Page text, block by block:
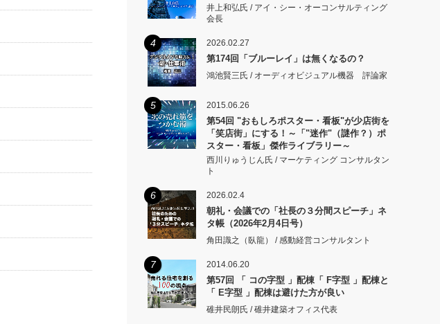
井上和弘氏 / アイ・シー・オーコンサルティング
会長
4 2026.02.27
第174回「ブルーレイ」は無くなるの？
鴻池賢三氏 / オーディオビジュアル機器 評論家
5 2015.06.26
第54回 "おもしろポスター・看板"が少店街を
「笑店街」にする！～「"迷作"（謎作？）ポ
スター・看板」傑作ライブラリー～
西川りゅうじん氏 / マーケティング コンサルタン
ト
6 2026.02.4
朝礼・会議での「社長の３分間スピーチ」ネ
タ帳（2026年2月4日号）
角田識之（臥龍） / 感動経営コンサルタント
7 2014.06.20
第57回 「 コの字型 」配棟「 F字型 」配棟と
「 E字型 」配棟は避けた方が良い
碓井民朗氏 / 碓井建築オフィス代表